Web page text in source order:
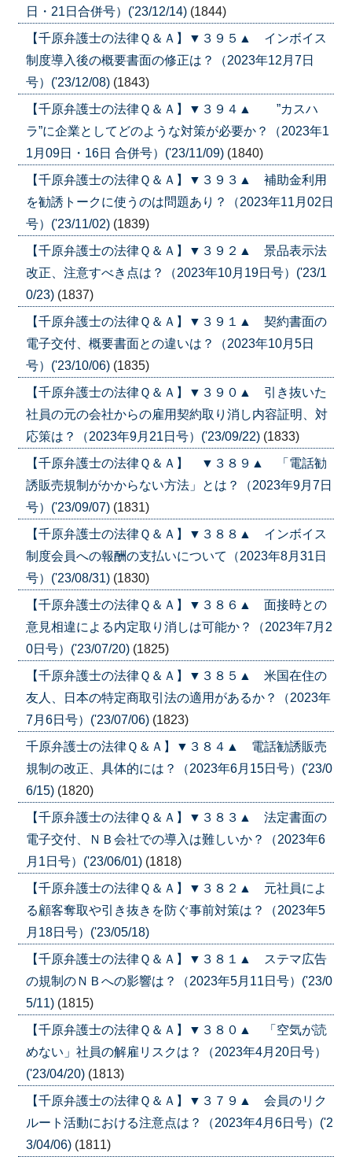
日・21日合併号）('23/12/14) (1844)
【千原弁護士の法律Ｑ＆Ａ】▼３９５▲ インボイス
制度導入後の概要書面の修正は？（2023年12月7日
号）('23/12/08) (1843)
【千原弁護士の法律Ｑ＆Ａ】▼３９４▲ ”カスハ
ラ”に企業としてどのような対策が必要か？（2023年1
1月09日・16日 合併号）('23/11/09) (1840)
【千原弁護士の法律Ｑ＆Ａ】▼３９３▲ 補助金利用
を勧誘トークに使うのは問題あり？（2023年11月02日
号）('23/11/02) (1839)
【千原弁護士の法律Ｑ＆Ａ】▼３９２▲ 景品表示法
改正、注意すべき点は？（2023年10月19日号）('23/1
0/23) (1837)
【千原弁護士の法律Ｑ＆Ａ】▼３９１▲ 契約書面の
電子交付、概要書面との違いは？（2023年10月5日
号）('23/10/06) (1835)
【千原弁護士の法律Ｑ＆Ａ】▼３９０▲ 引き抜いた
社員の元の会社からの雇用契約取り消し内容証明、対
応策は？（2023年9月21日号）('23/09/22) (1833)
【千原弁護士の法律Ｑ＆Ａ】 ▼３８９▲ 「電話勧
誘販売規制がかからない方法」とは？（2023年9月7日
号）('23/09/07) (1831)
【千原弁護士の法律Ｑ＆Ａ】▼３８８▲ インボイス
制度会員への報酬の支払いについて（2023年8月31日
号）('23/08/31) (1830)
【千原弁護士の法律Ｑ＆Ａ】▼３８６▲ 面接時との
意見相違による内定取り消しは可能か？（2023年7月2
0日号）('23/07/20) (1825)
【千原弁護士の法律Ｑ＆Ａ】▼３８５▲ 米国在住の
友人、日本の特定商取引法の適用があるか？（2023年
7月6日号）('23/07/06) (1823)
千原弁護士の法律Ｑ＆Ａ】▼３８４▲ 電話勧誘販売
規制の改正、具体的には？（2023年6月15日号）('23/0
6/15) (1820)
【千原弁護士の法律Ｑ＆Ａ】▼３８３▲ 法定書面の
電子交付、ＮＢ会社での導入は難しいか？（2023年6
月1日号）('23/06/01) (1818)
【千原弁護士の法律Ｑ＆Ａ】▼３８２▲ 元社員によ
る顧客奪取や引き抜きを防ぐ事前対策は？（2023年5
月18日号）('23/05/18)
【千原弁護士の法律Ｑ＆Ａ】▼３８１▲ ステマ広告
の規制のＮＢへの影響は？（2023年5月11日号）('23/0
5/11) (1815)
【千原弁護士の法律Ｑ＆Ａ】▼３８０▲ 「空気が読
めない」社員の解雇リスクは？（2023年4月20日号）
('23/04/20) (1813)
【千原弁護士の法律Ｑ＆Ａ】▼３７９▲ 会員のリク
ルート活動における注意点は？（2023年4月6日号）('2
3/04/06) (1811)